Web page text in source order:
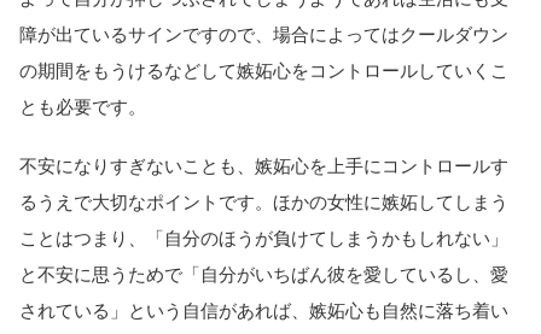
障が出ているサインですので、場合によってはクールダウン
の期間をもうけるなどして嫉妬心をコントロールしていくこ
とも必要です。
不安になりすぎないことも、嫉妬心を上手にコントロールす
るうえで大切なポイントです。ほかの女性に嫉妬してしまう
ことはつまり、「自分のほうが負けてしまうかもしれない」
と不安に思うためで「自分がいちばん彼を愛しているし、愛
されている」という自信があれば、嫉妬心も自然に落ち着い